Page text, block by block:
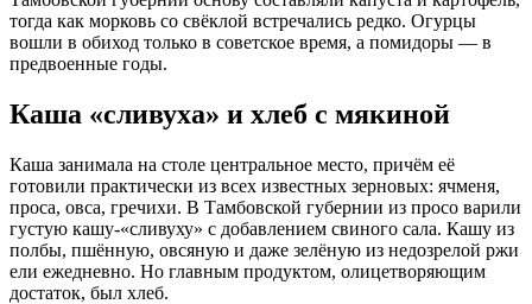
тогда как морковь со свёклой встречались редко. Огурцы
вошли в обиход только в советское время, а помидоры — в
предвоенные годы.
Каша «сливуха» и хлеб с мякиной
Каша занимала на столе центральное место, причём её
готовили практически из всех известных зерновых: ячменя,
проса, овса, гречихи. В Тамбовской губернии из просо варили
густую кашу-«сливуху» с добавлением свиного сала. Кашу из
полбы, пшённую, овсяную и даже зелёную из недозрелой ржи
ели ежедневно. Но главным продуктом, олицетворяющим
достаток, был хлеб.